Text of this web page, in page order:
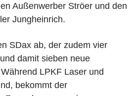
Außenwerber Ströer und den
Jungheinrich.
SDax ab, der zudem vier
damit sieben neue
LPKF Laser und
bekommt der